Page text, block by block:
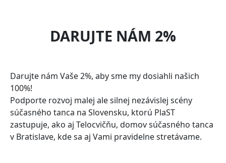
DARUJTE NÁM 2%
Darujte nám Vaše 2%, aby sme my dosiahli našich
100%!
Podporte rozvoj malej ale silnej nezávislej scény
súčasného tanca na Slovensku, ktorú PlaST
zastupuje, ako aj Telocvičňu, domov súčasného tanca
v Bratislave, kde sa aj Vami pravidelne stretávame.